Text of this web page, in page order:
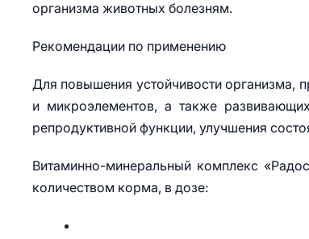
организма животных болезням.
Рекомендации по применению
Для повышения устойчивости организма,
и микроэлементов, а также
репродуктивной функции, улучшения
Витаминно-минеральный комплекс
количеством корма, в дозе: